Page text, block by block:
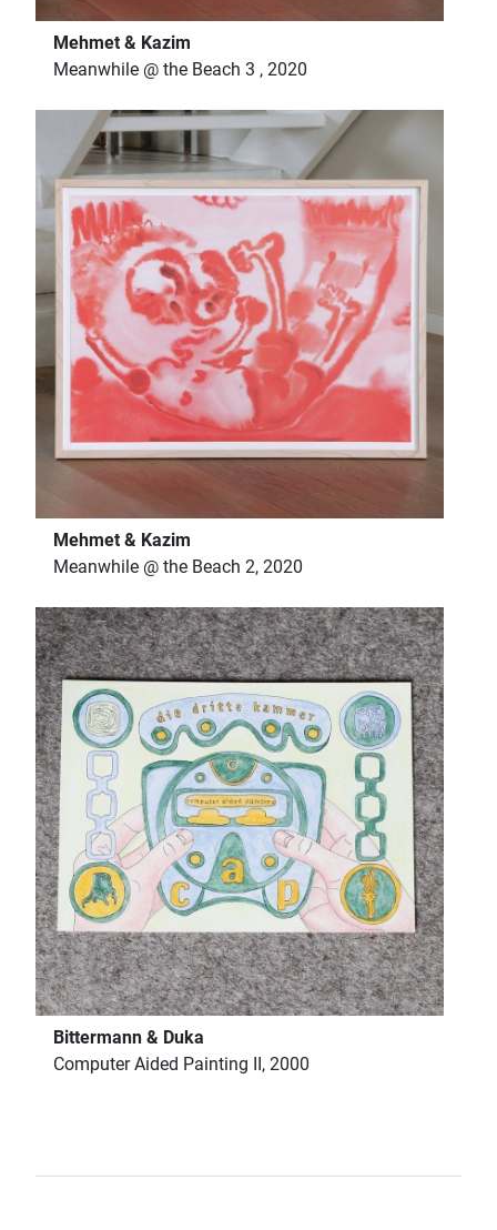
Mehmet & Kazim
Meanwhile @ the Beach 3 , 2020
Mehmet & Kazim
Meanwhile @ the Beach 2, 2020
Bittermann & Duka
Computer Aided Painting II, 2000